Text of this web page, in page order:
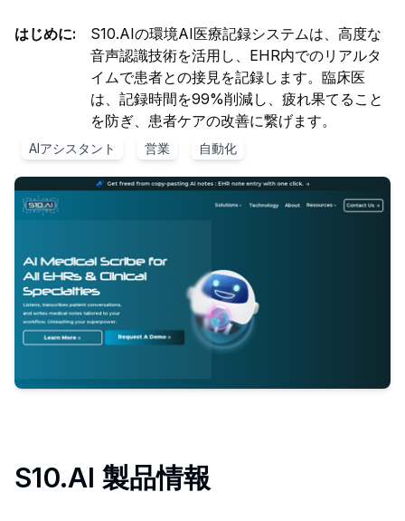
はじめに:
S10.AIの環境AI医療記録システムは、高度な
音声認識技術を活用し、EHR内でのリアルタ
イムで患者との接見を記録します。臨床医
は、記録時間を99%削減し、疲れ果てること
を防ぎ、患者ケアの改善に繋げます。
AIアシスタント 営業 自動化
S10.AI 製品情報